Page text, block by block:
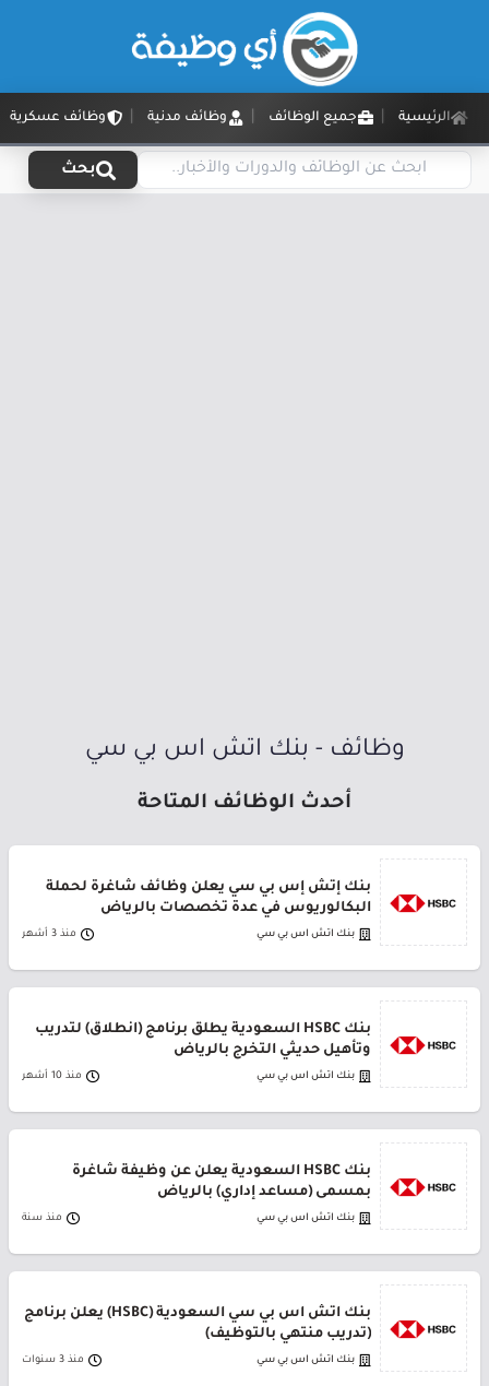
الرئيسية جميع الوظائف وظائف مدنية وظائف عسكرية
بحث
وظائف - بنك اتش اس بي سي
أحدث الوظائف المتاحة
بنك إتش إس بي سي يعلن وظائف شاغرة لحملة
البكالوريوس في عدة تخصصات بالرياض
بنك اتش اس بي سي منذ 3 أشهر
بنك HSBC السعودية يطلق برنامج (انطلاق) لتدريب
وتأهيل حديثي التخرج بالرياض
بنك اتش اس بي سي منذ 10 أشهر
بنك HSBC السعودية يعلن عن وظيفة شاغرة
بمسمى (مساعد إداري) بالرياض
بنك اتش اس بي سي منذ سنة
بنك اتش اس بي سي السعودية (HSBC) يعلن برنامج
(تدريب منتهي بالتوظيف)
بنك اتش اس بي سي منذ 3 سنوات